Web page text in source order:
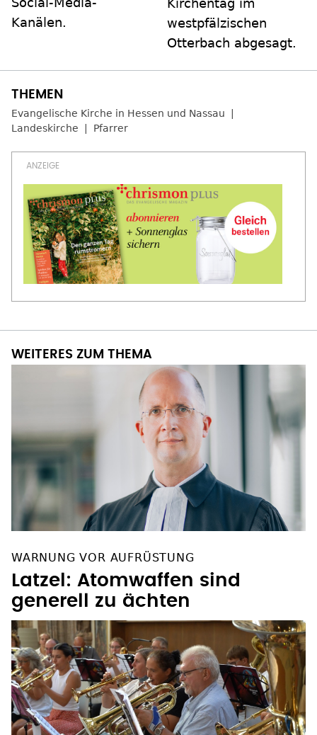
Kanälen.
Kirchentag im
westpfälzischen
Otterbach abgesagt.
Evangelische Kirche in Hessen und Nassau
Landeskirche
Pfarrer
WEITERES ZUM THEMA
WARNUNG VOR AUFRÜSTUNG
Latzel: Atomwaffen sind
generell zu ächten